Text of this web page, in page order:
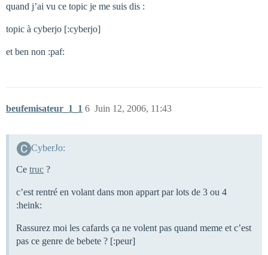
quand j’ai vu ce topic je me suis dis :
topic à cyberjo [:cyberjo]
et ben non :paf:
beufemisateur_1_1 Juin 12, 2006, 11:43
6
CyberJo:
Ce truc ?
c’est rentré en volant dans mon appart par lots de 3 ou 4
:heink:
Rassurez moi les cafards ça ne volent pas quand meme et c’est
pas ce genre de bebete ? [:peur]